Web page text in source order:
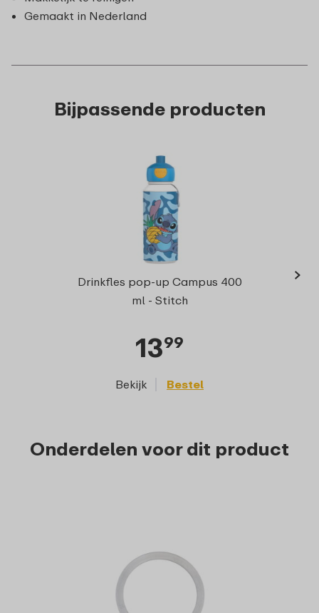
Gemaakt in Nederland
Bijpassende producten
Drinkfles pop-up Campus 400
ml - Stitch
1399
Bekijk Bestel
›
Onderdelen voor dit product